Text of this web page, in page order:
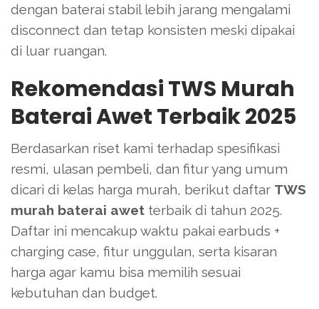
dengan baterai stabil lebih jarang mengalami
disconnect dan tetap konsisten meski dipakai
di luar ruangan.
Rekomendasi TWS Murah
Baterai Awet Terbaik 2025
Berdasarkan riset kami terhadap spesifikasi
resmi, ulasan pembeli, dan fitur yang umum
dicari di kelas harga murah, berikut daftar TWS
murah baterai awet terbaik di tahun 2025.
Daftar ini mencakup waktu pakai earbuds +
charging case, fitur unggulan, serta kisaran
harga agar kamu bisa memilih sesuai
kebutuhan dan budget.